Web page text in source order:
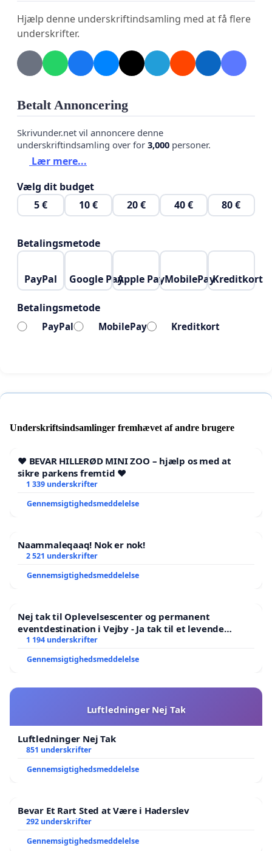
점을 덮어두고 경기에 임하는 것이 중요하다"고 말했습
니다토토사이트 모음
1쿼터 초반 잠시 고전했던 버튼은 경기 중반 과감한 돌
그리고 2쿼터에는 팀 공격에서 큰 역할을 맡았습니다.
안팎에서 득점을 모두 성공시킨 버튼은 2쿼터에만 무려
20득점을 기록했습니다. 그의 활약에 힘입어 1쿼터를
12-12로 마친 KCC는 2쿼터 들어 점수 차를 두 자릿수 이
상으로 벌렸습니다.
버튼의 플레이는 경기 후반에도 훌륭했습니다. 그는 팀
이 쫓길 때마다 점수를 제공하며 탈출의 토대를 마련했
바로 동점을 만들었고, 마지막에 결정적인 수비를 통해
승리 후 전창진 KCC 감독은 "버튼이 팀을 잘 이끌어줬
다"고 칭찬했고, 팀 동료 허웅도 "농구에 대한 진정성과
승부욕이 느껴진다"고 말했습니다. 허웅은 "NBA에서 뛰
흔들리지 않았다는 말에 그는 "어렸을 때 경기장에서 몸
것을 보여주었습니다. 최준용과 송교창이 KCC를 떠나면
서 버튼 감독은 이승현과 호흡을 맞춰야 할 것으로 보입
니다. 버튼 감독은 "처음 만났을 때부터 이승현과 자연스
낼 수 있을 것 같다"고 덧붙였습니다. 7년 전 MVP 시즌
과 비교했을 때 달라진 점이 있나요? 버튼 감독은 "경기
았다. 농구는 비슷한 일을 반복해야 하기 때문에 계속 훈
련하고 성장했다"고 설명했습니다
KBL MVP와 NBA 경험이 있는 버튼은 "농구 선수 경력에
람을 드러냈습니다
Hjælp denne underskriftindsamling med at få flere
underskrifter.
Betalt Annoncering
Skrivunder.net vil annoncere denne
underskriftindsamling over for 3,000 personer.
Lær mere...
Vælg dit budget
5 €
10 € 20 € 40 € 80 €
Betalingsmetode
PayPal Google PayApple PayMobilePayKreditkort
Betalingsmetode
PayPal MobilePay Kreditkort
Underskriftsindsamlinger fremhævet af andre brugere
❤️ BEVAR HILLERØD MINI ZOO – hjælp os med at
sikre parkens fremtid ❤️
1 339 underskrifter
Gennemsigtighedsmeddelelse
Naammaleqaaq! Nok er nok!
2 521 underskrifter
Gennemsigtighedsmeddelelse
Nej tak til Oplevelsescenter og permanent
eventdestination i Vejby - Ja tak til et levende
lokalområde i balance
1 194 underskrifter
Gennemsigtighedsmeddelelse
Luftledninger Nej Tak
Luftledninger Nej Tak
851 underskrifter
Gennemsigtighedsmeddelelse
Bevar Et Rart Sted at Være i Haderslev
292 underskrifter
Gennemsigtighedsmeddelelse